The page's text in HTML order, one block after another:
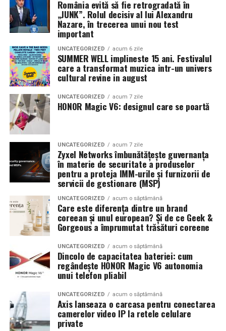
mea”de la Cinema City din City Park Constanța
18:30, unde
regizorul Paul Decu și actrița Azaleea
Necula, originari din Constanța și împrejurimi, vor
prezenta filmul alături de colegii lor
Alexandra Răduță și Gabriel Vatavu.
Cinema City Shopping City Galațiinvită spectatorii
12 februarie de la 18:30
State și Azaleea Necula și regizorul Paul Decu.
Pe 13 februarie la ora 18:30
invitați la proiecția specială din
, alături de regizorulPaul Decuși de
actoriiGabriel Vatavu, Sergiu Costache, Azaleea
Necula, Alexandra Răduță.
De „Ziua Îndrăgostiților”, pe14 februarie, în Cinema
City Iulius Mall Suceava, de la 18:30, spectatorii sunt
invitați la film alături de regizorulPaul Decu și de
actoriiSergiu Costache, Vlad si Oana Gherman,
Alexandra Răduță.
Cineplexx Băneasa Shopping City
București
găzduiește o proiecție specială în prezența
întregii echipe pe15 februarie, de la 17:30.
ÎnCraiova , regizorulPaul Decuși actoriiSergiu
Costache, Azaleea Necula și Oana Gherman
România evită să fie retrogradată în
„JUNK”. Rolul decisiv al lui Alexandru
Nazare, în trecerea unui nou test
important
UNCATEGORIZED acum 6 zile
SUMMER WELL implineste 15 ani. Festivalul
care a transformat muzica intr-un univers
cultural revine in august
UNCATEGORIZED acum 7 zile
HONOR Magic V6: designul care se poartă
UNCATEGORIZED acum 7 zile
Zyxel Networks îmbunătățește guvernanța
în materie de securitate a produselor
pentru a proteja IMM-urile și furnizorii de
servicii de gestionare (MSP)
UNCATEGORIZED acum o săptămână
Care este diferența dintre un brand
coreean și unul european? Și de ce Geek &
Gorgeous a împrumutat trăsături coreene
UNCATEGORIZED acum o săptămână
Dincolo de capacitatea bateriei: cum
regândește HONOR Magic V6 autonomia
unui telefon pliabil
UNCATEGORIZED acum o săptămână
Axis lanseaza o carcasa pentru conectarea
camerelor video IP la retele celulare
private